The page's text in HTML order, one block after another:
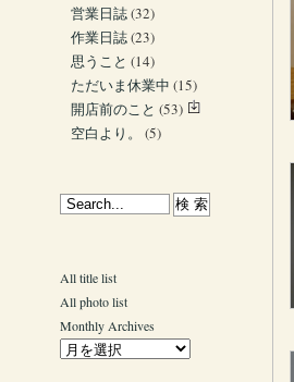
営業日誌(32)
作業日誌(23)
思うこと (14)
ただいま休業中 (15)
開店前のこと (53)
空白より。
(5)
All title list
All photo list
Monthly Archives